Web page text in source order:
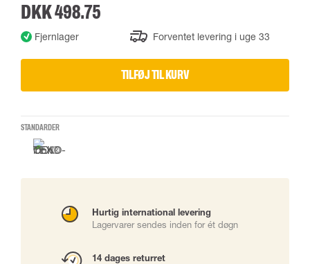
DKK 498.75
Fjernlager Forventet levering i uge 33
TILFØJ TIL KURV
STANDARDER
Hurtig international levering
Lagervarer sendes inden for ét døgn
14 dages returret